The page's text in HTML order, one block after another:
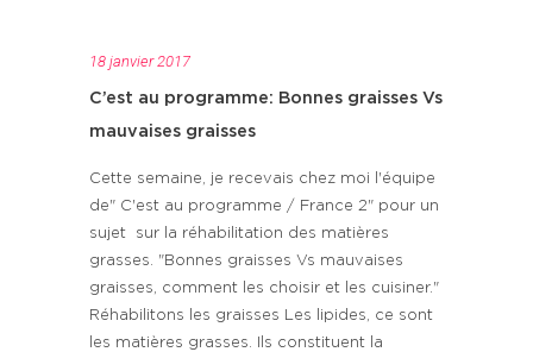
18 janvier 2017
C’est au programme: Bonnes graisses Vs
mauvaises graisses
Cette semaine, je recevais chez moi l'équipe
de" C'est au programme / France 2" pour un
sujet sur la réhabilitation des matières
grasses. "Bonnes graisses Vs mauvaises
graisses, comment les choisir et les cuisiner."
Réhabilitons les graisses Les lipides, ce sont
les matières grasses. Ils constituent la